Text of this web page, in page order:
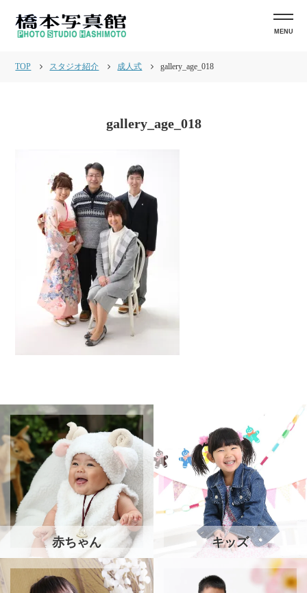
TOP スタジオ紹介 成人式 gallery_age_018
gallery_age_018
赤ちゃん キッズ
MENU